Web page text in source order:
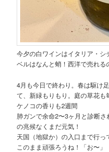
今夕の白ワインはイタリア・シ
ベルはなんと蛸！西洋で売れる
4月も今日で終わり。春は駆け
て、新緑もりもり。庭の草花
ケノコの香りも2週間
肺ガンで余命2〜3ヶ月と診断
の兆候なくまだ元気！
天国（地獄か）の入口まで行っ
このまま頑張ろうね！「お〜」